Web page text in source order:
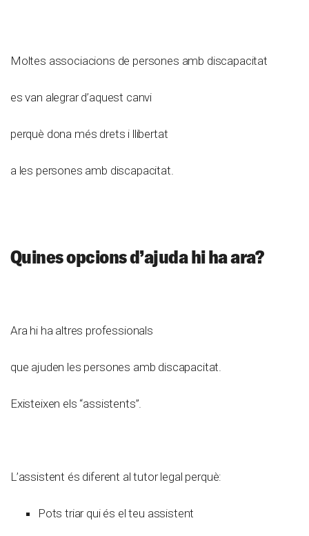
Moltes associacions de persones amb discapacitat
es van alegrar d’aquest canvi
perquè dona més drets i llibertat
a les persones amb discapacitat.
Quines opcions d’ajuda hi ha ara?
Ara hi ha altres professionals
que ajuden les persones amb discapacitat.
Existeixen els “assistents”.
L’assistent és diferent al tutor legal perquè:
Pots triar qui és el teu assistent